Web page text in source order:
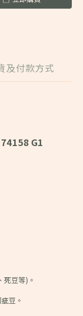
及付款方式
G1
死豆等)。
豆。